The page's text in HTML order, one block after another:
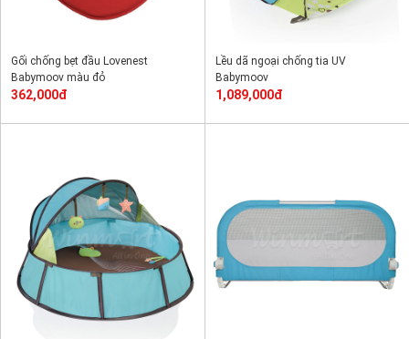
Gối chống bẹt đầu Lovenest
Babymoov màu đỏ
362,000đ
Lều dã ngoại chống tia UV
Babymoov
1,089,000đ